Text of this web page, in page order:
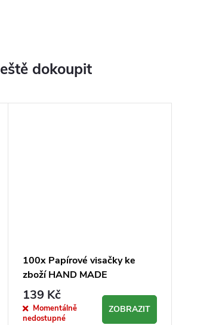
dokoupit
100x Papírové visačky ke
zboží HAND MADE
139 Kč
Momentálně
nedostupné
ZOBRAZIT